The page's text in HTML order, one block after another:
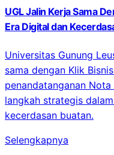
UGL Jalin Kerja Sama
Era Digital dan
Universitas Gunung
sama dengan Klik
penandatanganan
langkah strategis
kecerdasan buatan.
Selengkapnya